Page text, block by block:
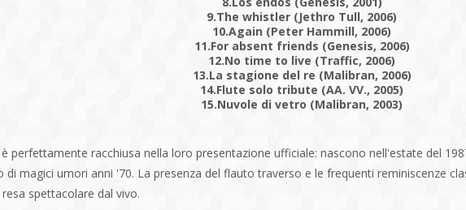
9.The whistler (Jethro Tull, 2006)
10.Again (Peter Hammill, 2006)
11.For absent friends (Genesis, 2006)
12.No time to live (Traffic, 2006)
13.La stagione del re (Malibran, 2006)
14.Flute solo tribute (AA. VV., 2005)
15.Nuvole di vetro (Malibran, 2003)
perfettamente racchiusa nella loro presentazione ufficiale: nascono nell'estate del
magici umori anni '70. La presenza del flauto traverso e le frequenti reminiscenze
spettacolare dal vivo.